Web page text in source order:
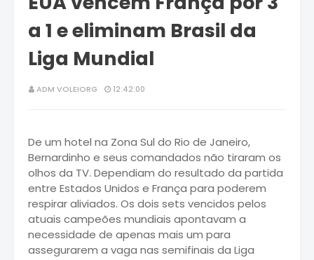
a 1 e eliminam Brasil da
Liga Mundial
ADM VOLEIORG 12:42:00
De um hotel na Zona Sul do Rio de Janeiro,
Bernardinho e seus comandados não tiraram os
olhos da TV. Dependiam do resultado da partida
entre Estados Unidos e França para poderem
respirar aliviados. Os dois sets vencidos pelos
atuais campeões mundiais apontavam a
necessidade de apenas mais um para
assegurarem a vaga nas semifinais da Liga